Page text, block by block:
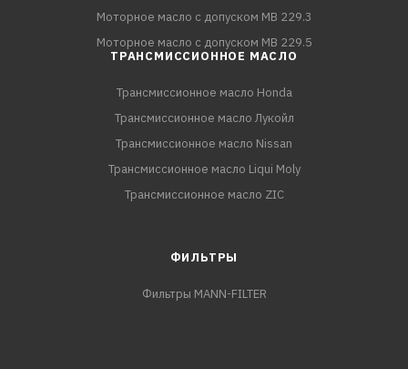
Моторное масло с допуском MB 229.3
Моторное масло с допуском MB 229.5
ТРАНСМИССИОННОЕ МАСЛО
Трансмиссионное масло Honda
Трансмиссионное масло Лукойл
Трансмиссионное масло Nissan
Трансмиссионное масло Liqui Moly
Трансмиссионное масло ZIC
ФИЛЬТРЫ
Фильтры MANN-FILTER